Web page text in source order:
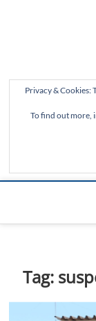
Privacy & Cookies:
To find out more,
Tag: